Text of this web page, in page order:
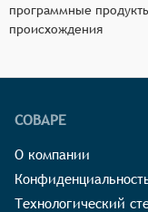
программные
происхождения
СОВАРЕ
О компании
Технологический